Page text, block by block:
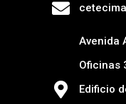
Avenida
Oficinas
Edificio